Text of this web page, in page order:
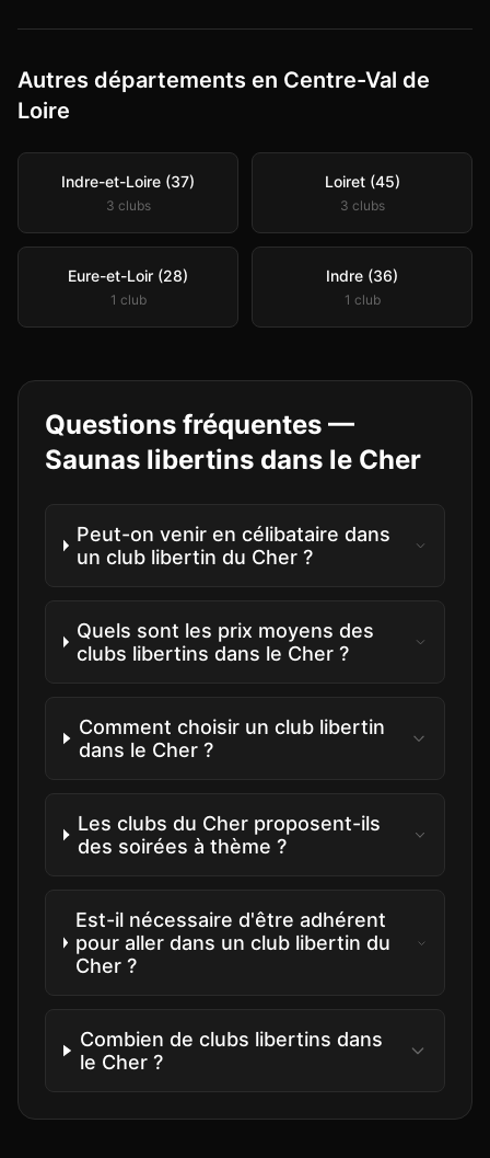
Autres départements en Centre-Val de
Loire
Indre-et-Loire (37)
3 clubs
Loiret (45)
3 clubs
Eure-et-Loir (28)
1 club
Indre (36)
1 club
Questions fréquentes —
Saunas libertins dans le Cher
Peut-on venir en célibataire dans
un club libertin du Cher ?
Quels sont les prix moyens des
clubs libertins dans le Cher ?
Comment choisir un club libertin
dans le Cher ?
Les clubs du Cher proposent-ils
des soirées à thème ?
Est-il nécessaire d'être adhérent
pour aller dans un club libertin du
Cher ?
Combien de clubs libertins dans
le Cher ?